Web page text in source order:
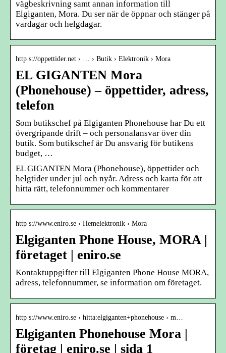
vägbeskrivning samt annan information till
Elgiganten, Mora. Du ser när de öppnar och stänger på
vardagar och helgdagar.
http s://oppettider.net › … › Butik › Elektronik › Mora
EL GIGANTEN Mora
(Phonehouse) – öppettider, adress,
telefon
Som butikschef på Elgiganten Phonehouse har Du ett
övergripande drift – och personalansvar över din
butik. Som butikschef är Du ansvarig för butikens
budget, …
EL GIGANTEN Mora (Phonehouse), öppettider och
helgtider under jul och nyår. Adress och karta för att
hitta rätt, telefonnummer och kommentarer
http s://www.eniro.se › Hemelektronik › Mora
Elgiganten Phone House, MORA |
företaget | eniro.se
Kontaktuppgifter till Elgiganten Phone House MORA,
adress, telefonnummer, se information om företaget.
http s://www.eniro.se › hitta:elgiganten+phonehouse › m…
Elgiganten Phonehouse Mora |
företag | eniro.se | sida 1